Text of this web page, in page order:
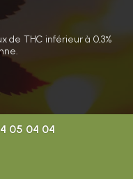
de THC inférieur à 0,3%
05 04 04